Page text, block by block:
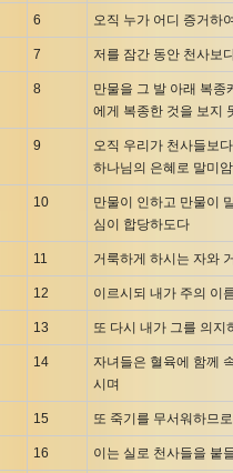
Riveduta 1927 Bible
NT
Bible
Cornilescu Bible
Synodal 1876 Bible
Synodal Bible KOI8
Synodal Bible Win-1251
New Testament
Sag. Escrituras 1569
New Testament
6 오직 누가 어디 증거하
7 저를 잠간 동안 천사보
8
만물을 그 발 아래 복종
에게 복종한 것을 보지
9
오직 우리가 천사들보
하나님의 은혜로 말미
10
만물이 인하고 만물이
심이 합당하도다
11 거룩하게 하시는 자와
12 이르시되 내가 주의 이
13 또 다시 내가 그를 의지
14
자녀들은 혈육에 함께
시며
15 또 죽기를 무서워하므
16 이는 실로 천사들을 붙